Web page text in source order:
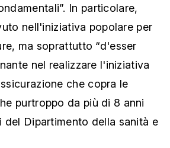
In particolare,
nell'iniziativa popolare per
ma soprattutto “d'esser
nel realizzare l'iniziativa
che copra le
purtroppo da più di 8 anni
del Dipartimento della sanità e